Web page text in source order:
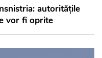
autoritățile
vor fi oprite